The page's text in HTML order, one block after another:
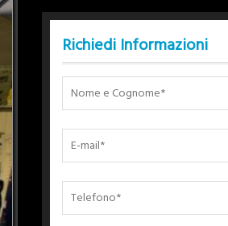
Richiedi Informazioni